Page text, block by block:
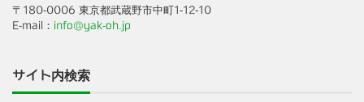
〒180-0006 東京都武蔵野市中町1-12-10
E-mail： info@yak-oh.jp
サイト内検索